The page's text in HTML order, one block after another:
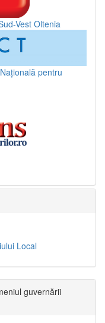
Vest Oltenia
pentru
Local
guvernării